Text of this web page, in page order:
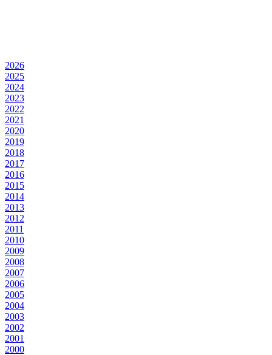
2026
2025
2024
2023
2022
2021
2020
2019
2018
2017
2016
2015
2014
2013
2012
2011
2010
2009
2008
2007
2006
2005
2004
2003
2002
2001
2000